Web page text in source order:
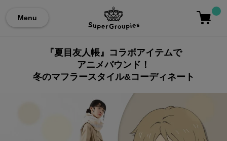
Menu
『夏目友人帳』コラボアイテムで
アニメバウンド！
冬のマフラースタイル&コーディネート